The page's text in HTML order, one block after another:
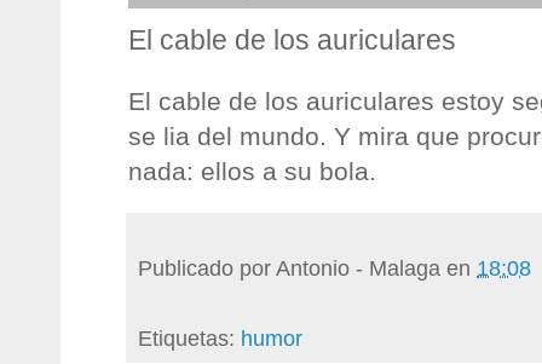
El cable de los auriculares
El cable de los auriculares estoy
se lia del mundo. Y mira que
nada: ellos a su bola.
Publicado porAntonio - Malaga en 18:08
Etiquetas: humor